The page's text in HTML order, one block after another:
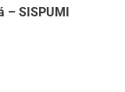
– SISPUMI